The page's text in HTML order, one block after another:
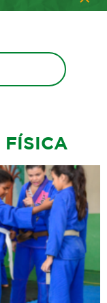
FÍSICA